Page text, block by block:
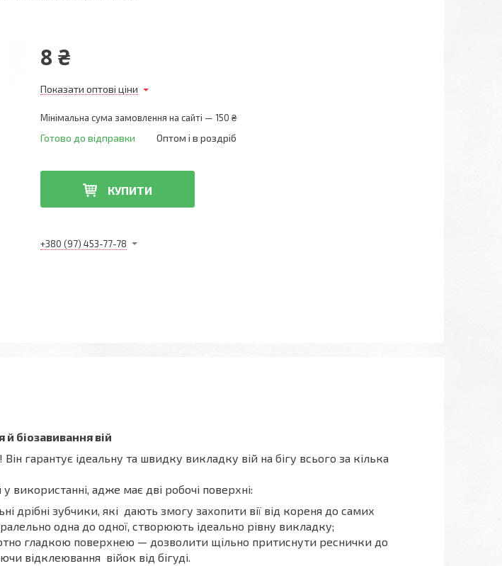
8 ₴
Показати оптові ціни
Мінімальна сума замовлення на сайті — 150 ₴
Готово до відправки Оптом і в роздріб
КУПИТИ
+380 (97) 453-77-78
біозавивання вій
гарантує ідеальну та швидку викладку вій на бігу всього за кілька
використанні, адже має дві робочі поверхні:
дрібні зубчики, які дають змогу захопити вії від кореня до самих
одна до одної, створюють ідеально рівну викладку;
гладкою поверхнею — дозволити щільно притиснути реснички до
відклеювання війок від бігуді.